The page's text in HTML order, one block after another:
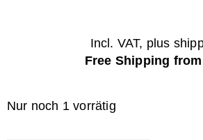
Incl. VAT, plus
Free Shipping
Nur noch 1 vorrätig